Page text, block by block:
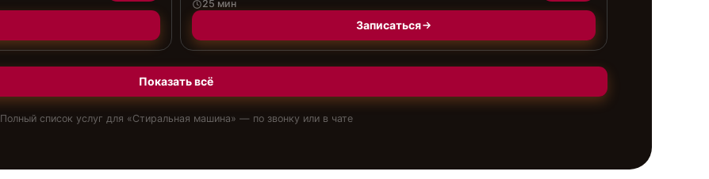
25 мин
Записаться
Показать всё
Полный список услуг для «Стиральная машина» — по звонку или в чате